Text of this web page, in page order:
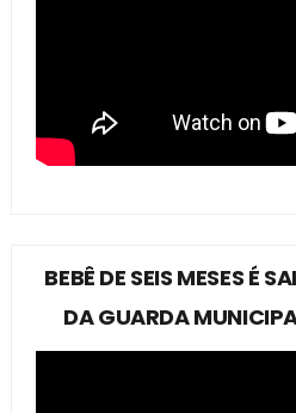
BEBÊ DE SEIS MESES É
DA GUARDA